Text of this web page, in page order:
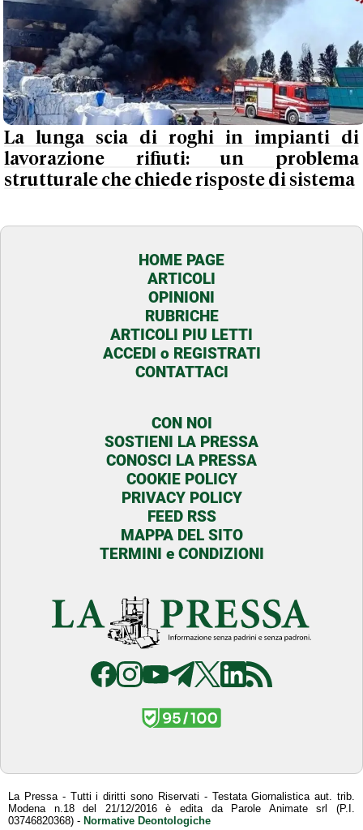
La lunga scia di roghi in impianti di
lavorazione rifiuti: un problema
strutturale che chiede risposte di sistema
HOME PAGE
ARTICOLI
OPINIONI
RUBRICHE
ARTICOLI PIU LETTI
ACCEDI o REGISTRATI
CONTATTACI
CON NOI
SOSTIENI LA PRESSA
CONOSCI LA PRESSA
COOKIE POLICY
PRIVACY POLICY
FEED RSS
MAPPA DEL SITO
TERMINI e CONDIZIONI
La Pressa - Tutti i diritti sono Riservati - Testata Giornalistica aut. trib.
Modena n.18 del 21/12/2016 è edita da Parole Animate srl (P.I.
03746820368) - Normative Deontologiche